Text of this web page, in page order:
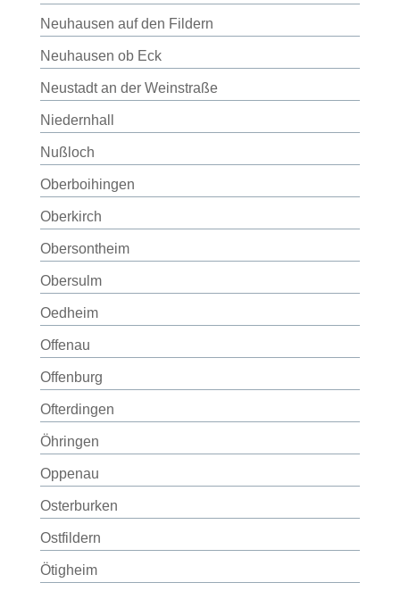
Neuhausen auf den Fildern
Neuhausen ob Eck
Neustadt an der Weinstraße
Niedernhall
Nußloch
Oberboihingen
Oberkirch
Obersontheim
Obersulm
Oedheim
Offenau
Offenburg
Ofterdingen
Öhringen
Oppenau
Osterburken
Ostfildern
Ötigheim